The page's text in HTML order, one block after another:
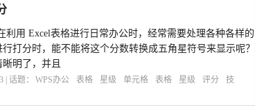
用 Excel表格进行日常办公时，经常需要处理各种各样的
打分时，能不能将这个分数转换成五角星符号来显示呢？
明了，并且
| 话题： WPS办公 表格 星级 单元格 表格 星级 评分
技